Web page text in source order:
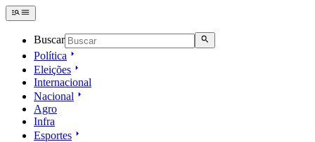
Buscar
Política
Eleições
Internacional
Nacional
Agro
Infra
Esportes